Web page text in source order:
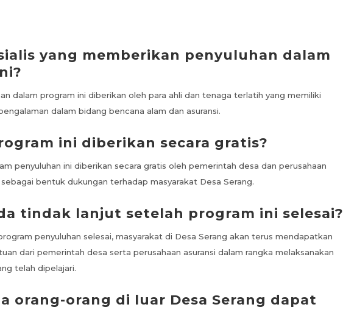
yang memberikan penyuluhan dalam
dalam program ini diberikan oleh para ahli dan tenaga terlatih yang memiliki
dalam bidang bencana alam dan asuransi.
ini diberikan secara gratis?
penyuluhan ini diberikan secara gratis oleh pemerintah desa dan perusahaan
bentuk dukungan terhadap masyarakat Desa Serang.
tindak lanjut setelah program ini selesai?
penyuluhan selesai, masyarakat di Desa Serang akan terus mendapatkan
dari pemerintah desa serta perusahaan asuransi dalam rangka melaksanakan
telah dipelajari.
orang-orang di luar Desa Serang dapat